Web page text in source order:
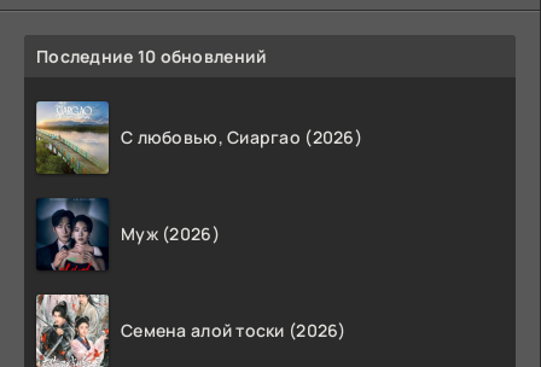
Последние 10 обновлений
С любовью, Сиаргао (2026)
Муж (2026)
Семена алой тоски (2026)